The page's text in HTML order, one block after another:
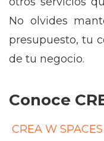
No olvides
presupuesto, tu
de tu negocio.
Conoce
CREA W SPACES